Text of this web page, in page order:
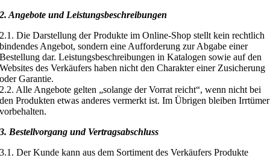
2. Angebote und Leistungsbeschreibungen
2.1. Die Darstellung der Produkte im Online-Shop stellt kein rechtlich
bindendes Angebot, sondern eine Aufforderung zur Abgabe einer
Bestellung dar. Leistungsbeschreibungen in Katalogen sowie auf den
Websites des Verkäufers haben nicht den Charakter einer Zusicherung
oder Garantie.
2.2. Alle Angebote gelten „solange der Vorrat reicht“, wenn nicht bei
den Produkten etwas anderes vermerkt ist. Im Übrigen bleiben Irrtümer
vorbehalten.
3. Bestellvorgang und Vertragsabschluss
3.1. Der Kunde kann aus dem Sortiment des Verkäufers Produkte